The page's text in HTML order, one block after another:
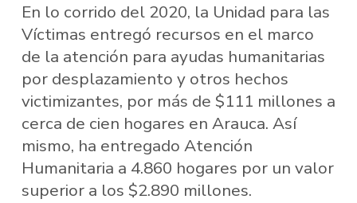
En lo corrido del 2020, la Unidad para las
Víctimas entregó recursos en el marco
de la atención para ayudas humanitarias
por desplazamiento y otros hechos
victimizantes, por más de $111 millones a
cerca de cien hogares en Arauca. Así
mismo, ha entregado Atención
Humanitaria a 4.860 hogares por un valor
superior a los $2.890 millones.